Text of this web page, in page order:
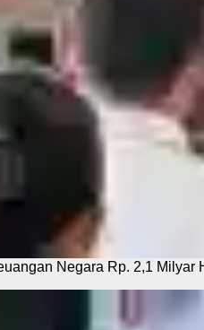
Negara Rp. 2,1 Milyar